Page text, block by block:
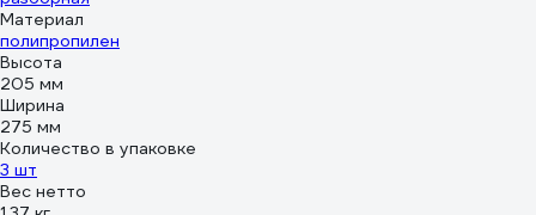
Материал
полипропилен
Высота
205 мм
Ширина
275 мм
Количество в упаковке
3 шт
Вес нетто